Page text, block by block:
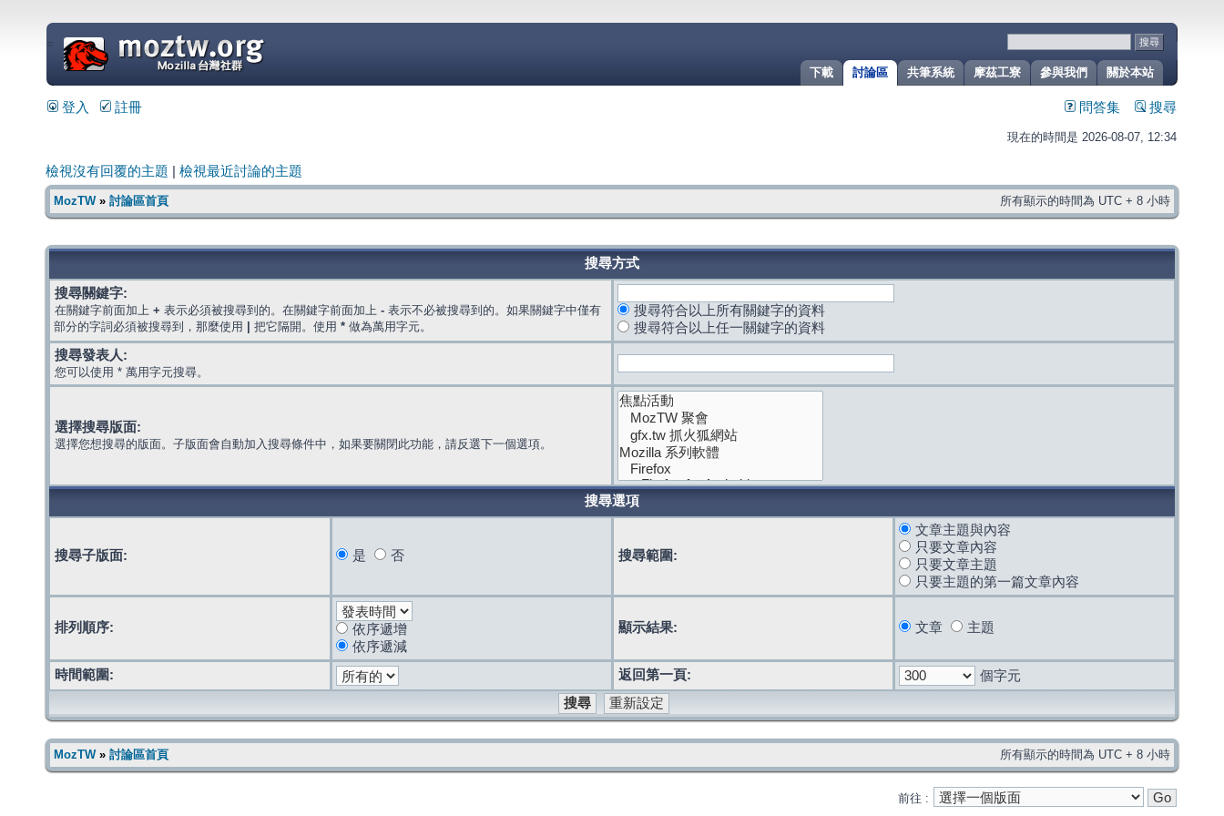
關於本站
參與我們
摩茲工寮
共筆系統
討論區
下載
=
登入 註冊 問答集 搜尋
現在的時間是 2026-08-07, 12:34
檢視沒有回覆的主題 檢視最近討論的主題
MozTW» 討論區首頁 所有顯示的時間為 UTC + 8 小時
搜尋方式
搜尋關鍵字:
在關鍵字前面加上 + 表示必須被搜尋到的。在關鍵字前面加上 - 表示不必被搜尋到的。如果關鍵字中僅有
部分的字詞必須被搜尋到，那麼使用
把它隔開。使用 * 做為萬用字元。
搜尋符合以上所有關鍵字的資料
搜尋符合以上任一關鍵字的資料
搜尋發表人:
您可以使用 * 萬用字元搜尋。
選擇搜尋版面:
選擇您想搜尋的版面。子版面會自動加入搜尋條件中，如果要關閉此功能，請反選下一個選項。
搜尋選項
搜尋子版面: 是 否 搜尋範圍:
文章主題與內容
只要文章內容
只要文章主題
只要主題的第一篇文章內容
排列順序:
依序遞增
依序遞減
顯示結果: 文章 主題
時間範圍: 返回第一頁: 個字元
MozTW» 討論區首頁 所有顯示的時間為 UTC + 8 小時
前往 :